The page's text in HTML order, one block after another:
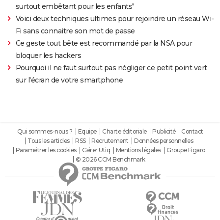
surtout embêtant pour les enfants"
Voici deux techniques ultimes pour rejoindre un réseau Wi-
Fi sans connaitre son mot de passe
Ce geste tout bête est recommandé par la NSA pour
bloquer les hackers
Pourquoi il ne faut surtout pas négliger ce petit point vert
sur l'écran de votre smartphone
Qui sommes-nous ? Equipe Charte éditoriale Publicité
Contact
Tous les articles
RSS Recrutement
Données personnelles
Paramétrer les cookies
Gérer Utiq Mentions légales
Groupe Figaro
© 2026 CCM Benchmark